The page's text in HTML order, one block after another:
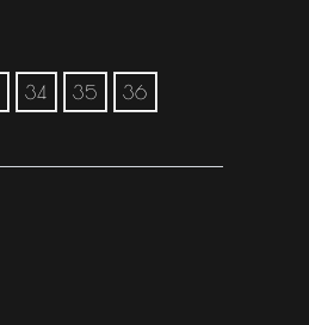
34 35 36